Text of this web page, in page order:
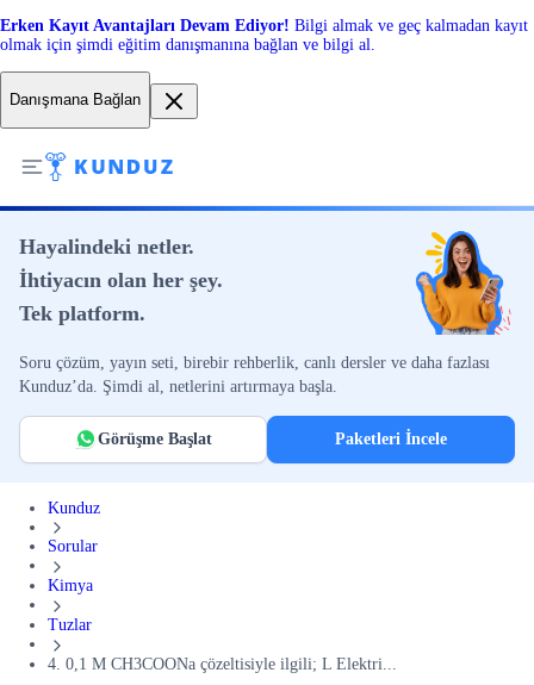
Erken Kayıt Avantajları Devam Ediyor! Bilgi almak ve geç kalmadan kayıt
olmak için şimdi eğitim danışmanına bağlan ve bilgi al.
Danışmana Bağlan
Hayalindeki netler.
İhtiyacın olan her şey.
Tek platform.
Soru çözüm, yayın seti, birebir rehberlik, canlı dersler ve daha fazlası
Kunduz’da. Şimdi al, netlerini artırmaya başla.
Görüşme Başlat Paketleri İncele
Kunduz
Sorular
Kimya
Tuzlar
4. 0,1 M CH3COONa çözeltisiyle ilgili; L Elektri...